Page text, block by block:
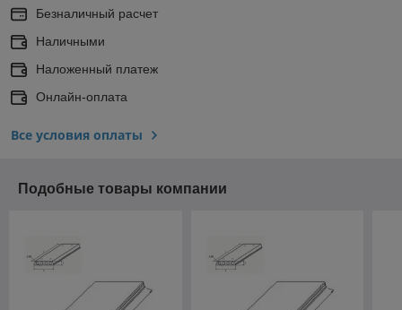
Безналичный расчет
Наличными
Наложенный платеж
Онлайн-оплата
Все условия оплаты
Подобные товары компании